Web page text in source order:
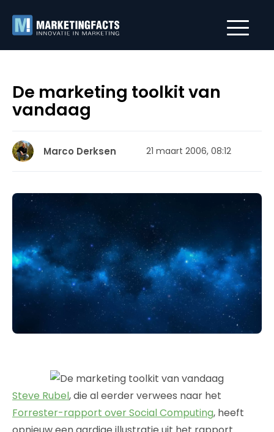
De marketing toolkit van
vandaag
Marco Derksen 21 maart 2006, 08:12
Steve Rubel, die al eerder verwees naar het
Forrester-rapport over Social Computing, heeft